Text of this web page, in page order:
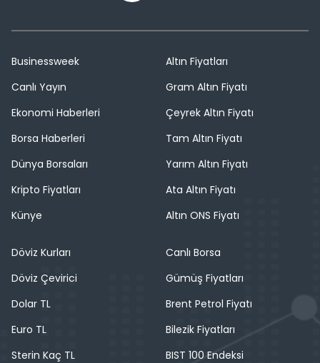
Businessweek
Canlı Yayın
Ekonomi Haberleri
Borsa Haberleri
Dünya Borsaları
Kripto Fiyatları
Künye
Altın Fiyatları
Gram Altın Fiyatı
Çeyrek Altın Fiyatı
Tam Altın Fiyatı
Yarım Altın Fiyatı
Ata Altın Fiyatı
Altın ONS Fiyatı
Döviz Kurları
Döviz Çevirici
Dolar TL
Euro TL
Sterin Kaç TL
Canlı Borsa
Gümüş Fiyatları
Brent Petrol Fiyatı
Bilezik Fiyatları
BIST 100 Endeksi